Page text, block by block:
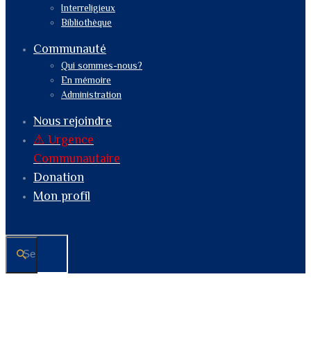
Interreligieux
Bibliothèque
Communauté
Qui sommes-nous?
En mémoire
Administration
Nous rejoindre
⚠︎ Urgence
Communautaire
Donation
Mon profil